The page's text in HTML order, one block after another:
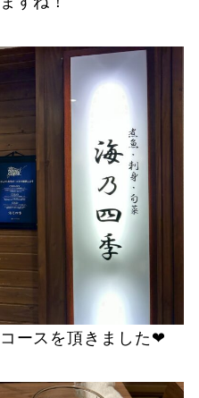
ースを頂きました❤